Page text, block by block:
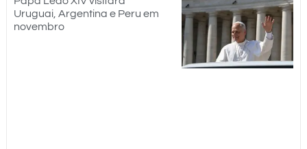
Uruguai, Argentina e Peru em
novembro